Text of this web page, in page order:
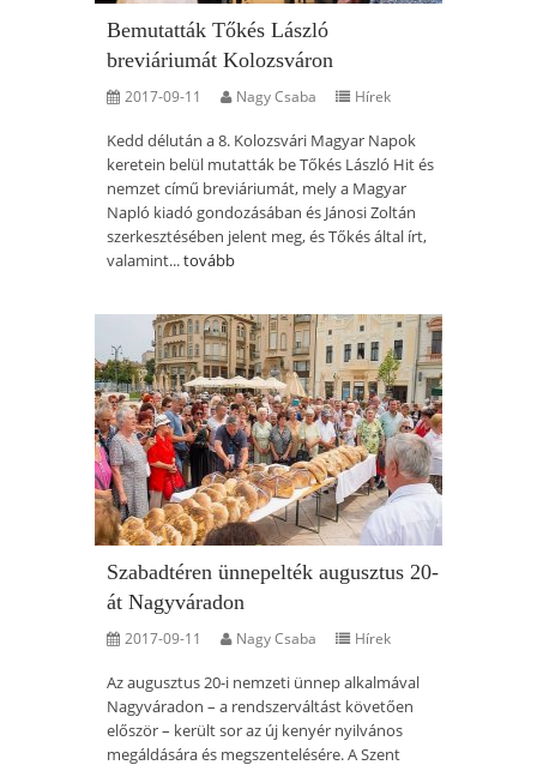
Bemutatták Tőkés László
breviáriumát Kolozsváron
2017-09-11 Nagy Csaba Hírek
Kedd délután a 8. Kolozsvári Magyar Napok
keretein belül mutatták be Tőkés László Hit és
nemzet című breviáriumát, mely a Magyar
Napló kiadó gondozásában és Jánosi Zoltán
szerkesztésében jelent meg, és Tőkés által írt,
valamint...tovább
Szabadtéren ünnepelték augusztus 20-
át Nagyváradon
2017-09-11 Nagy Csaba Hírek
Az augusztus 20-i nemzeti ünnep alkalmával
Nagyváradon – a rendszerváltást követően
először – került sor az új kenyér nyilvános
megáldására és megszentelésére. A Szent